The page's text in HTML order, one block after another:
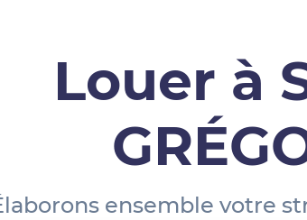
Louer à
ensemble votre